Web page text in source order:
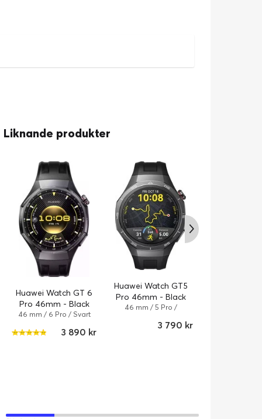
Liknande produkter
Huawei Watch GT 6
Pro 46mm - Black
46 mm / 6 Pro / Svart
3 890 kr
Huawei Watch GT5
Pro 46mm - Black
46 mm / 5 Pro /
3 790 kr